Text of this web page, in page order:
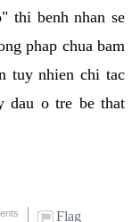
thi benh nhan se
phap chua bam
tuy nhien chi tac
dau o tre be that
Flag